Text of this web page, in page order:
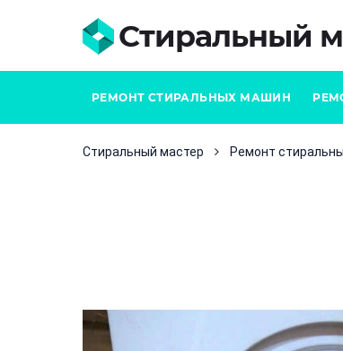
Стиральный
РЕМОНТ СТИРАЛЬНЫХ МАШИН
Стиральный мастер Ремонт